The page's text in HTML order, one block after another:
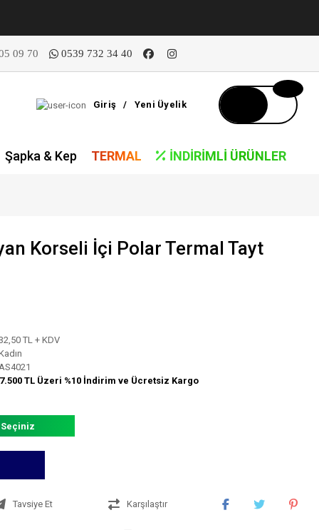
09 70 0539 732 34 40
Giriş / Yeni Üyelik
Şapka & Kep TERMAL İNDIRIMLI ÜRÜNLER
Korseli İçi Polar Termal Tayt
TL + KDV
7.500 TL Üzeri %10 İndirim ve Ücretsiz Kargo
Seçiniz
Tavsiye Et Karşılaştır